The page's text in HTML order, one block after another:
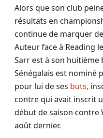
Alors que son club
résultats en
continue de marquer
Auteur face à Reading
Sarrest à son huitième
Sénégalais est nominé
pour lui de ses buts,
contre qui avait inscrit
début de saison contre
août dernier.